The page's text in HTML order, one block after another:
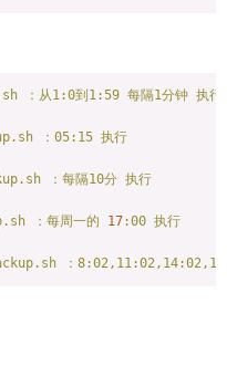
：从1:0到1:59 每隔1分钟 执行
：05:15 执行
：每隔10分 执行
：每周一的 17:00 执行
：